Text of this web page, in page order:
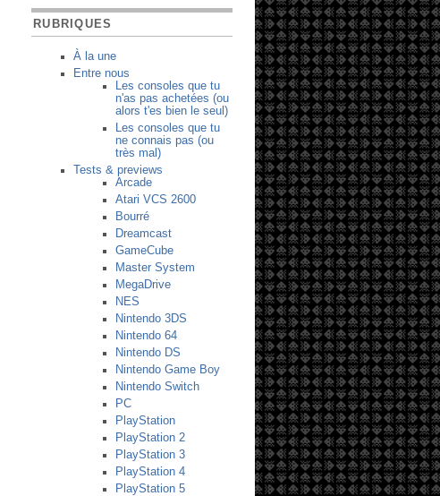
RUBRIQUES
À la une
Entre nous
Les consoles que tu
n'as pas achetées (ou
alors t'es bien le seul)
Les consoles que tu
ne connais pas (ou
très mal)
Tests & previews
Arcade
Atari VCS 2600
Bourré
Dreamcast
GameCube
Master System
MegaDrive
NES
Nintendo 3DS
Nintendo 64
Nintendo DS
Nintendo Game Boy
Nintendo Switch
PC
PlayStation
PlayStation 2
PlayStation 3
PlayStation 4
PlayStation 5